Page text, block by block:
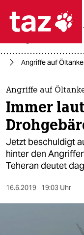

themen
politik
öko
gesellschaft
sport
Angriffe auf
Angriffe auf
Immer
Jetzt beschuldigt
hinter den
Teheran deutet
16.6.2019 19:03 Uhr